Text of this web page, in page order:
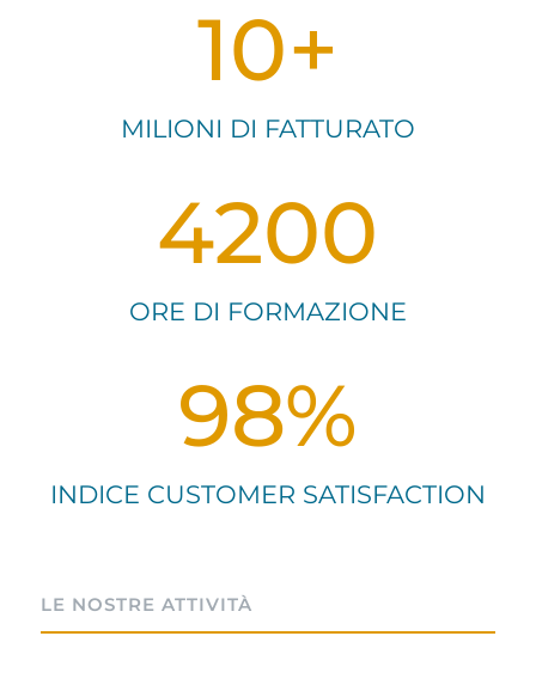
10+
MILIONI DI FATTURATO
4200
ORE DI FORMAZIONE
98%
INDICE CUSTOMER SATISFACTION
LE NOSTRE ATTIVITÀ